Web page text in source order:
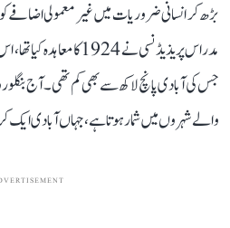
بڑھ کر انسانی ضروریات میں غیر معمولی
مدراس پریذیڈنسی نے 1924
جس کی آبادی پانچ لاکھ سے بھی کم تھی۔ آج
والے شہروں میں شمار ہوتا ہے، جہاں آبادی